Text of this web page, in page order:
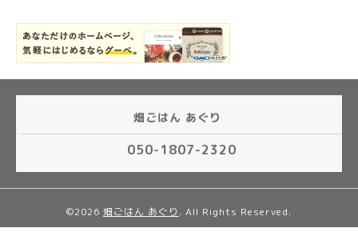
畑ごはん あぐり
050-1807-2320
©2026 畑ごはん あぐり . All Rights Reserved.